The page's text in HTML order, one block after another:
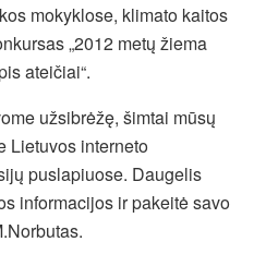
mokyklose, klimato kaitos
„2012 metų žiema
ateičiai“.
užsibrėžę, šimtai mūsų
Lietuvos interneto
puslapiuose. Daugelis
informacijos ir pakeitė savo